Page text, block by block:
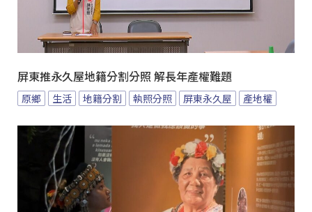
屏東推永久屋地籍分割分照 解長年產權難題
原鄉 生活 地籍分割 執照分照 屏東永久屋 產地權